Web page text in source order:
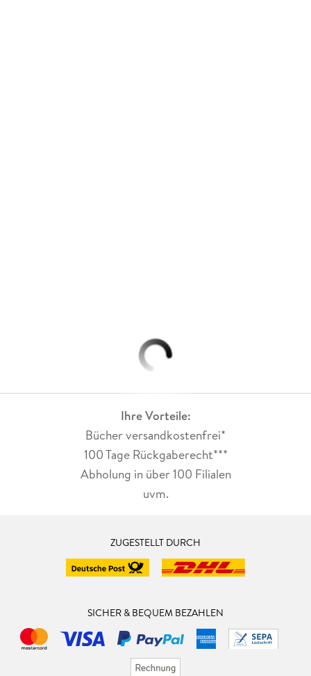
Ihre Vorteile:
Bücher versandkostenfrei*
100 Tage Rückgaberecht***
Abholung in über 100 Filialen
uvm.
ZUGESTELLT DURCH
SICHER & BEQUEM BEZAHLEN